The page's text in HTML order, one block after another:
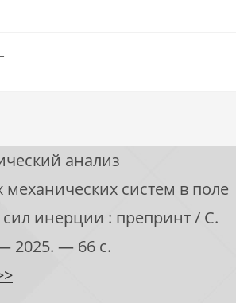
анализ
систем в поле
инерции : препринт / С.
2025. — 66 с.